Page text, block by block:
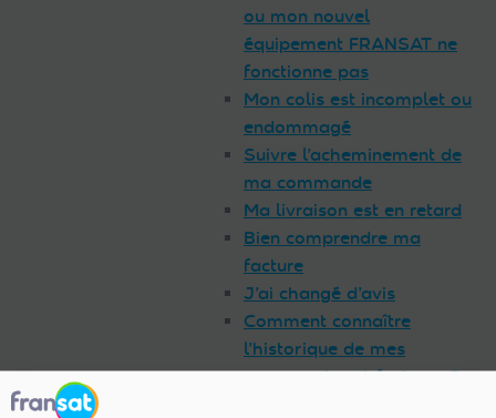
ou mon nouvel
équipement FRANSAT ne
fonctionne pas
Mon colis est incomplet ou
endommagé
Suivre l’acheminement de
ma commande
Ma livraison est en retard
Bien comprendre ma
facture
J’ai changé d’avis
Comment connaître
l’historique de mes
commandes et factures ?